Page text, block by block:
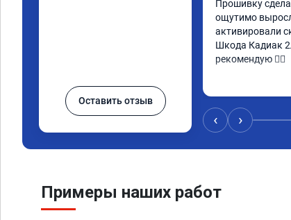
Оставить отзыв
Прошивку
ощутимо
активировали
Шкода Кадиак
рекомендую 👍🏼
‹ ›
Примеры наших работ